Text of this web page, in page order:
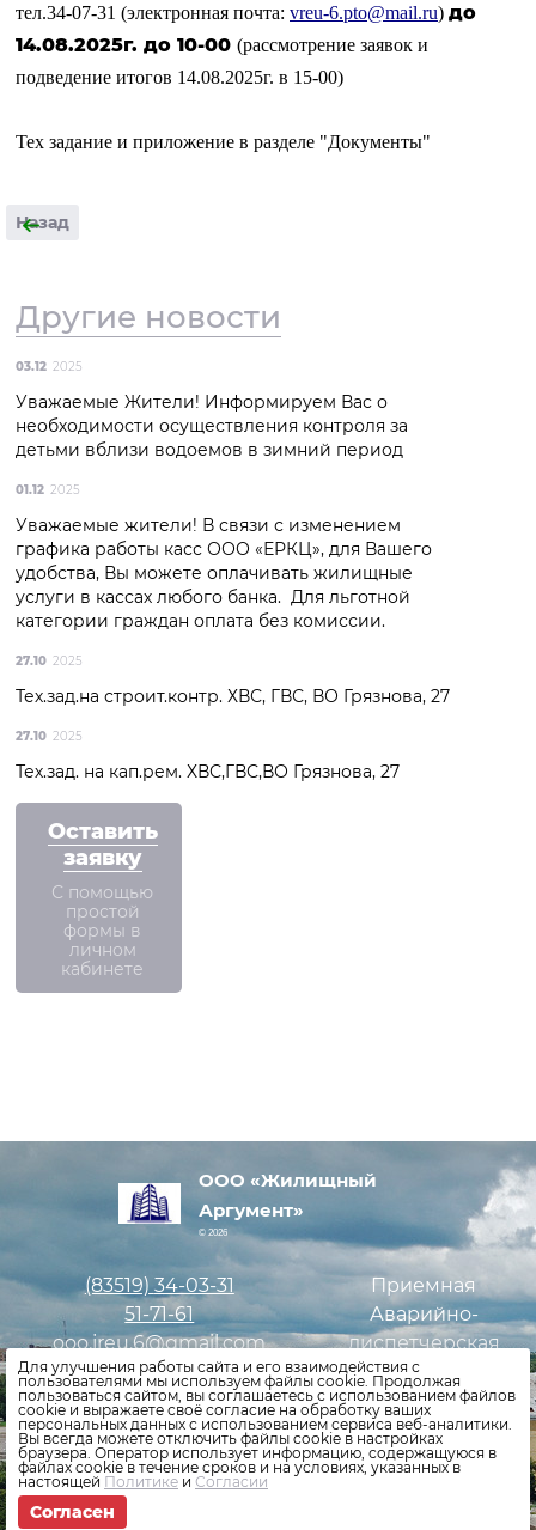
тел.34-07-31 (электронная почта: vreu-6.pto@mail.ru) до
14.08.2025г. до 10-00 (рассмотрение заявок и
подведение итогов 14.08.2025г. в 15-00)
Тех задание и приложение в разделе "Документы"
Назад
Оставить
заявку
С помощью
простой
формы в
личном
кабинете
Другие новости
03.12 2025
Уважаемые Жители! Информируем Вас о
необходимости осуществления контроля за
детьми вблизи водоемов в зимний период
01.12 2025
Уважаемые жители! В связи с изменением
графика работы касс ООО «ЕРКЦ», для Вашего
удобства, Вы можете оплачивать жилищные
услуги в кассах любого банка. Для льготной
категории граждан оплата без комиссии.
27.10 2025
Тех.зад.на строит.контр. ХВС, ГВС, ВО Грязнова, 27
27.10 2025
Тех.зад. на кап.рем. ХВС,ГВС,ВО Грязнова, 27
ООО «Жилищный
Аргумент»
© 2026
(83519)34-03-31
51-71-61
ooo.jreu.6@gmail.com
Приемная
Аварийно-
диспетчерская
служба
Оставить заявку
Политика конфиденциальности
Для улучшения работы сайта и его взаимодействия с
пользователями мы используем файлы cookie. Продолжая
пользоваться сайтом, вы соглашаетесь с использованием файлов
cookie и выражаете своё согласие на обработку ваших
персональных данных с использованием сервиса веб-аналитики.
Вы всегда можете отключить файлы cookie в настройках
браузера. Оператор использует информацию, содержащуюся в
файлах cookie в течение сроков и на условиях, указанных в
настоящей Политике и Согласии
Согласен